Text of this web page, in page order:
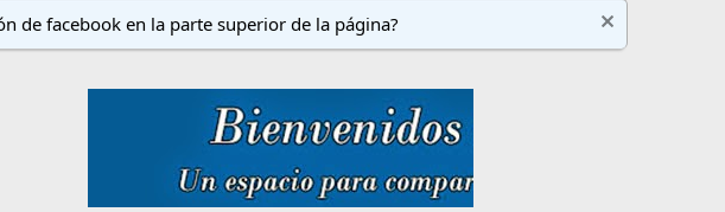
de facebook en la parte superior de la página?